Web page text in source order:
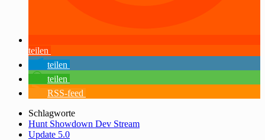
teilen
teilen
teilen
RSS-feed
Schlagworte
Hunt Showdown Dev Stream
Update 5.0